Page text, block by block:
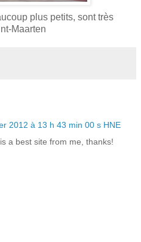
plus petits, sont très
Maarten
2012 à 13 h 43 min 00 s HNE
a best site from me, thanks!